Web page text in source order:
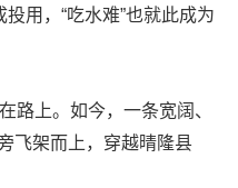
用，“吃水难”也就此成为
路上。如今，一条宽阔、
飞架而上，穿越晴隆县